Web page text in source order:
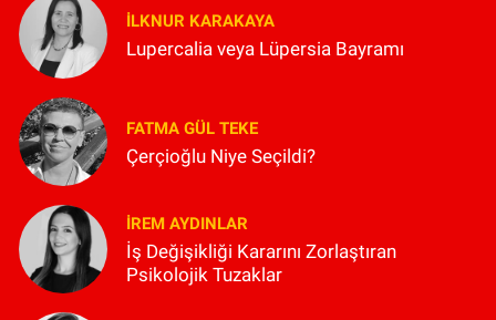
İLKNUR KARAKAYA
Lupercalia veya Lüpersia Bayramı
FATMA GÜL TEKE
Çerçioğlu Niye Seçildi?
İREM AYDINLAR
İş Değişikliği Kararını Zorlaştıran
Psikolojik Tuzaklar